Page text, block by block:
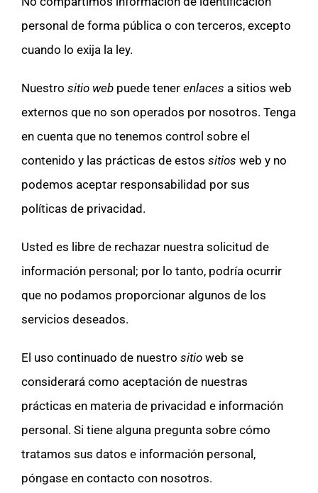
personal de forma pública o con terceros, excepto
cuando lo exija la ley.
Nuestro sitio web puede tener enlaces a sitios web
externos que no son operados por nosotros. Tenga
en cuenta que no tenemos control sobre el
contenido y las prácticas de estos sitios web y no
podemos aceptar responsabilidad por sus
políticas de privacidad.
Usted es libre de rechazar nuestra solicitud de
información personal; por lo tanto, podría ocurrir
que no podamos proporcionar algunos de los
servicios deseados.
El uso continuado de nuestro sitioweb se
considerará como aceptación de nuestras
prácticas en materia de privacidad e información
personal. Si tiene alguna pregunta sobre cómo
tratamos sus datos e información personal,
póngase en contacto con nosotros.